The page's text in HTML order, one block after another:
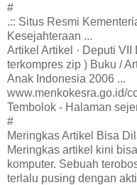
#
.:: Situs Resmi
Kesejahteraan ...
Artikel Artikel · Deputi
terkompres zip ) Buku /
Anak Indonesia 2006 ...
www.menkokesra.go.id/
Tembolok - Halaman
#
Meringkas Artikel Bisa
Meringkas artikel kini
komputer. Sebuah
terlalu pusing dengan